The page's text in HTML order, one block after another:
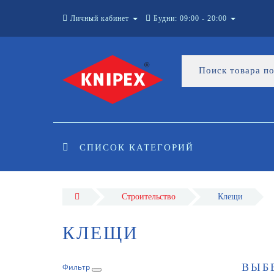
Личный кабинет Будни: 09:00 - 20:00
СПИСОК КАТЕГОРИЙ
Строительство Клещи
КЛЕЩИ
Фильтр